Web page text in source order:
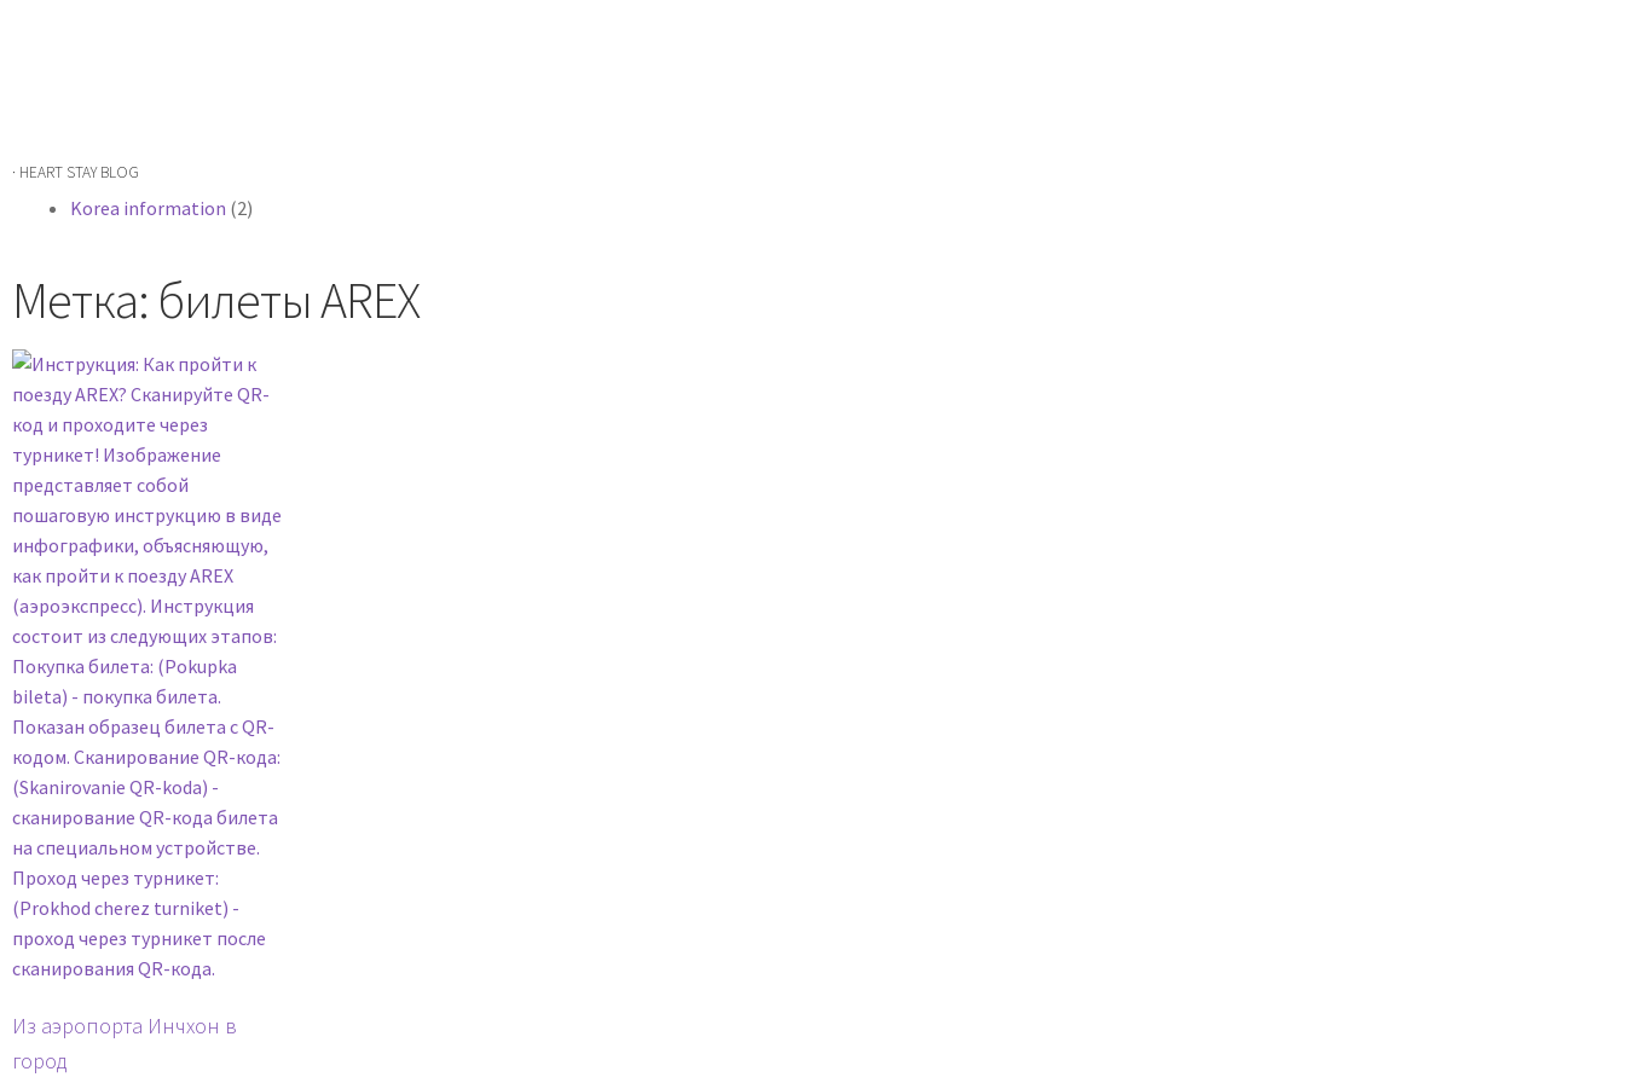
· HEART STAY BLOG
Korea information (2)
Метка: билеты AREX
Из аэропорта Инчхон в
город